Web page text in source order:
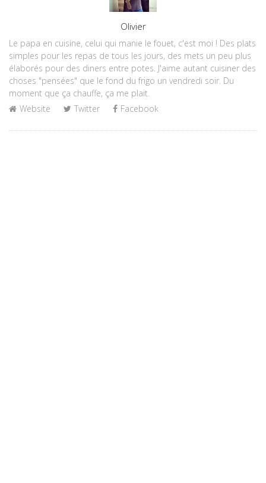
Olivier
Le papa en cuisine, celui qui manie le fouet, c'est moi ! Des plats
simples pour les repas de tous les jours, des mets un peu plus
élaborés pour des diners entre potes. J'aime autant cuisiner des
choses "pensées" que le fond du frigo un vendredi soir. Du
moment que ça chauffe, ça me plait.
Website
Twitter Facebook